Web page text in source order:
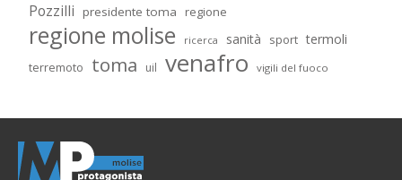
Pozzilli presidente toma regione
regione molise ricerca sanità sport termoli
terremoto toma uil venafro vigili del fuoco